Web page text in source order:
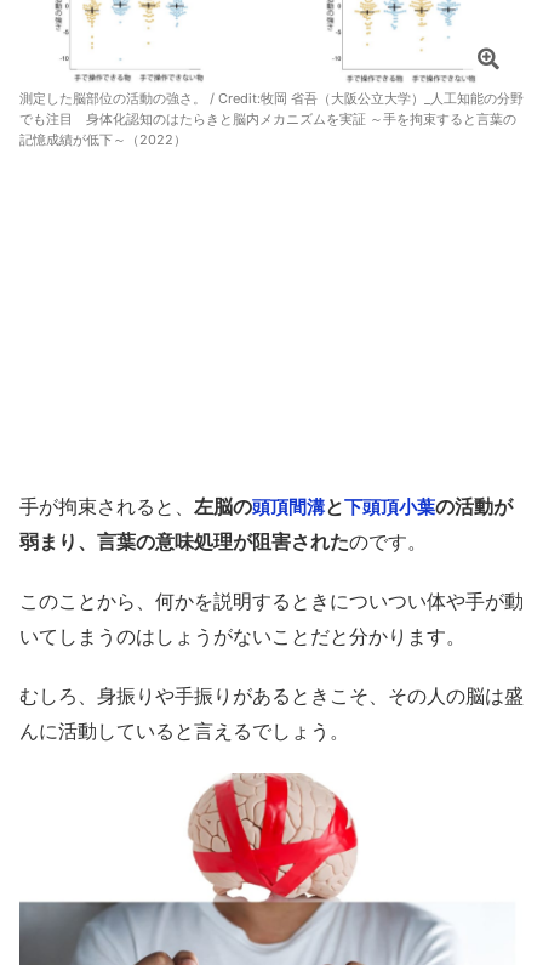
測定した脳部位の活動の強さ。 / Credit:牧岡 省吾（大阪公立大学）_人工知能の分野
でも注目 身体化認知のはたらきと脳内メカニズムを実証 ～手を拘束すると言葉の
記憶成績が低下～（2022）
手が拘束されると、 左脳の頭頂間溝と下頭頂小葉の活動が
弱まり、言葉の意味処理が阻害されたのです。
このことから、何かを説明するときについつい体や手が動
いてしまうのはしょうがないことだと分かります。
むしろ、身振りや手振りがあるときこそ、その人の脳は盛
んに活動していると言えるでしょう。